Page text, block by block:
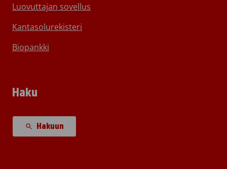
Luovuttajan sovellus
Kantasolurekisteri
Biopankki
Haku
Hakuun